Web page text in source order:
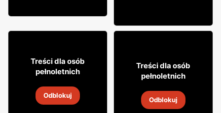
7 99
18 sie 2026
Treści dla osób
pełnoletnich
Odblokuj
3199
Napój alkoholowy Soplica
18 sie 2026
Treści dla osób
pełnoletnich
Odblokuj